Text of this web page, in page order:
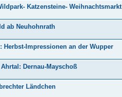
Katzensteine- Weihnachtsmarkt
ab Neuhohnrath
Herbst-Impressionen an der Wupper
Dernau-Mayschoß
Ländchen